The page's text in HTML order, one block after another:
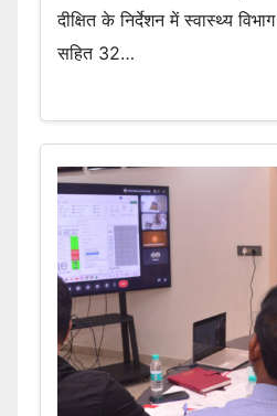
दीक्षित के निर्देशन में स्वास्थ्य विभाग
सहित 32…